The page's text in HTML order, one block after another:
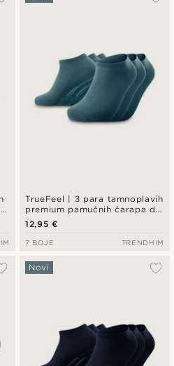
TrueFeel | 3 para tamnoplavih
premium pamučnih čarapa do
gležnja
12,95 €
7 BOJE TRENDHIM
Novi